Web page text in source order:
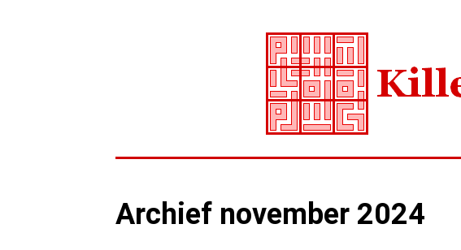
Archief november 2024